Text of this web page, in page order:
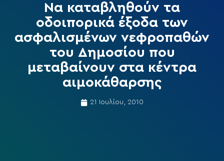
Να καταβληθούν τα
οδοιπορικά έξοδα των
ασφαλισμένων νεφροπαθών
του Δημοσίου που
μεταβαίνουν στα κέντρα
αιμοκάθαρσης
21 Ιουλίου, 2010